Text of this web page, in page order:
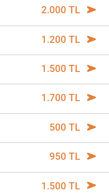
2.000 TL
1.200 TL
1.500 TL
1.700 TL
500 TL
950 TL
1.500 TL